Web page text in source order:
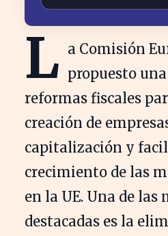
L a Comisión
propuesto
reformas fiscales
creación de
capitalización y
crecimiento de las
en la UE. Una de las
destacadas es la